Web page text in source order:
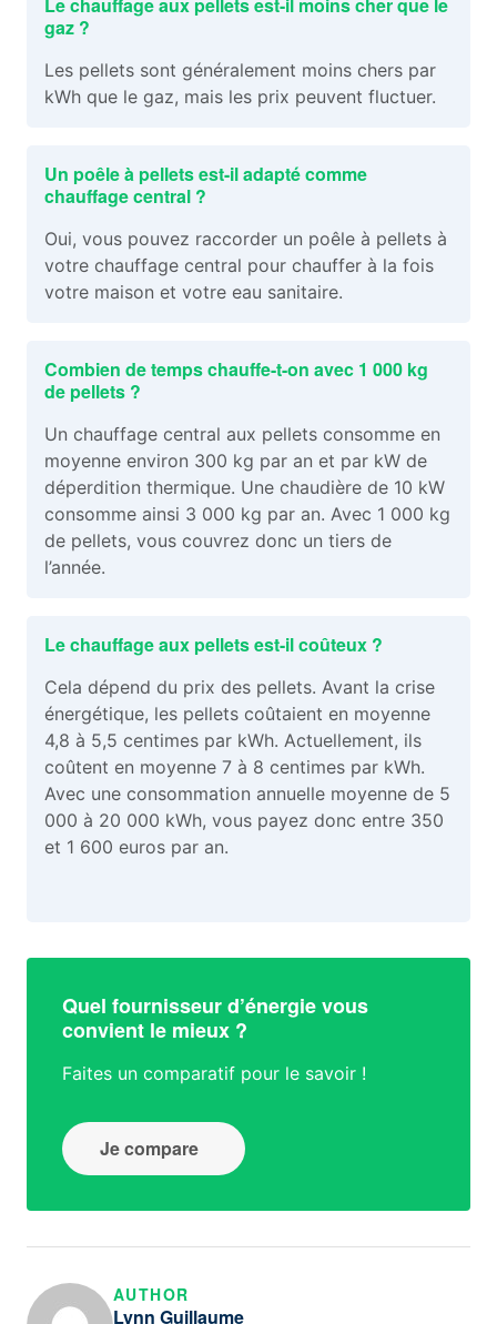
gaz ?
Les pellets sont généralement moins chers par
kWh que le gaz, mais les prix peuvent fluctuer.
Un poêle à pellets est-il adapté comme
chauffage central ?
Oui, vous pouvez raccorder un poêle à pellets à
votre chauffage central pour chauffer à la fois
votre maison et votre eau sanitaire.
Combien de temps chauffe-t-on avec 1 000 kg
de pellets ?
Un chauffage central aux pellets consomme en
moyenne environ 300 kg par an et par kW de
déperdition thermique. Une chaudière de 10 kW
consomme ainsi 3 000 kg par an. Avec 1 000 kg
de pellets, vous couvrez donc un tiers de
l’année.
Le chauffage aux pellets est-il coûteux ?
Cela dépend du prix des pellets. Avant la crise
énergétique, les pellets coûtaient en moyenne
4,8 à 5,5 centimes par kWh. Actuellement, ils
coûtent en moyenne 7 à 8 centimes par kWh.
Avec une consommation annuelle moyenne de 5
000 à 20 000 kWh, vous payez donc entre 350
et 1 600 euros par an.
Quel fournisseur d’énergie vous
convient le mieux ?
Faites un comparatif pour le savoir !
Je compare
AUTHOR
Lynn Guillaume